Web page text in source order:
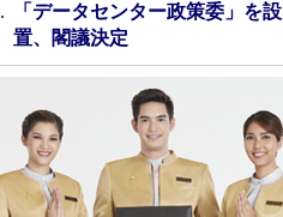
「データセンター政策委」を設
置、閣議決定